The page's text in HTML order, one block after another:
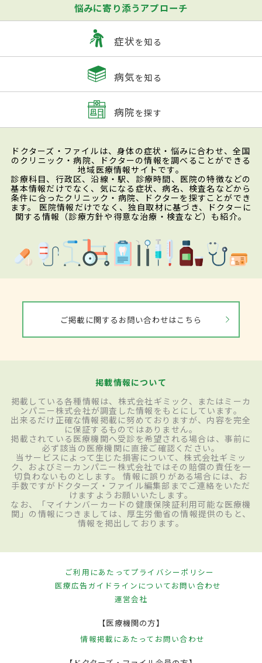
悩みに寄り添うアプローチ
症状を知る
病気を知る
病院を探す
ドクターズ・ファイルは、身体の症状・悩みに合わせ、全国
のクリニック・病院、ドクターの情報を調べることができる
地域医療情報サイトです。
診療科目、行政区、沿線・駅、診療時間、医院の特徴などの
基本情報だけでなく、気になる症状、病名、検査名などから
条件に合ったクリニック・病院、ドクターを探すことができ
ます。 医院情報だけでなく、独自取材に基づき、ドクターに
関する情報（診療方針や得意な治療・検査など）も紹介。
ご掲載に関するお問い合わせはこちら
掲載情報について
掲載している各種情報は、株式会社ギミック、またはミーカ
ンパニー株式会社が調査した情報をもとにしています。
出来るだけ正確な情報掲載に努めておりますが、内容を完全
に保証するものではありません。
掲載されている医療機関へ受診を希望される場合は、事前に
必ず該当の医療機関に直接ご確認ください。
当サービスによって生じた損害について、株式会社ギミッ
ク、およびミーカンパニー株式会社ではその賠償の責任を一
切負わないものとします。 情報に誤りがある場合には、お
手数ですがドクターズ・ファイル編集部までご連絡をいただ
けますようお願いいたします。
なお、「マイナンバーカードの健康保険証利用可能な医療機
関」の情報につきましては、厚生労働省の情報提供のもと、
情報を掲出しております。
ご利用にあたってプライバシーポリシー
医療広告ガイドラインについてお問い合わせ
運営会社
【医療機関の方】
情報掲載にあたって お問い合わせ